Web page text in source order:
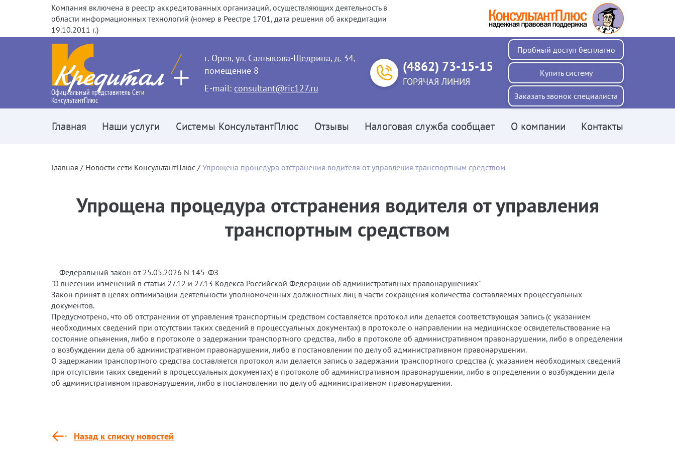
Компания включена в реестр аккредитованных организаций, осуществляющих деятельность в
области информационных технологий (номер в Реестре 1701, дата решения об аккредитации
19.10.2011 г.)
Главная Наши услуги Системы КонсультантПлюс Отзывы Налоговая служба сообщает О компании Контакты
Официальный представитель Сети
КонсультантПлюс
г. Орел, ул. Салтыкова-Щедрина, д. 34,
помещение 8
Е-mail: consultant@ric127.ru
(4862) 73-15-15
ГОРЯЧАЯ ЛИНИЯ
Пробный доступ бесплатно
Купитьсистему
Заказать звонок специалиста
Главная Новости сети КонсультантПлюс Упрощена процедура отстранения водителя от управления транспортным средством
Упрощена процедура отстранения водителя от управления
транспортным средством
Федеральный закон от 25.05.2026 N 145-ФЗ
"О внесении изменений в статьи 27.12 и 27.13 Кодекса Российской Федерации об административных правонарушениях"
Закон принят в целях оптимизации деятельности уполномоченных должностных лиц в части сокращения количества составляемых процессуальных
документов.
Предусмотрено, что об отстранении от управления транспортным средством составляется протокол или делается соответствующая запись (с указанием
необходимых сведений при отсутствии таких сведений в процессуальных документах) в протоколе о направлении на медицинское освидетельствование на
состояние опьянения, либо в протоколе о задержании транспортного средства, либо в протоколе об административном правонарушении, либо в определении
о возбуждении дела об административном правонарушении, либо в постановлении по делу об административном правонарушении.
О задержании транспортного средства составляется протокол или делается запись о задержании транспортного средства (с указанием необходимых сведений
при отсутствии таких сведений в процессуальных документах) в протоколе об административном правонарушении, либо в определении о возбуждении дела
об административном правонарушении, либо в постановлении по делу об административном правонарушении.
Назад к списку новостей